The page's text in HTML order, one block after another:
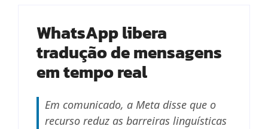
WhatsApp libera
tradução de mensagens
em tempo real
Em comunicado, a Meta disse que o
recurso reduz as barreiras linguísticas